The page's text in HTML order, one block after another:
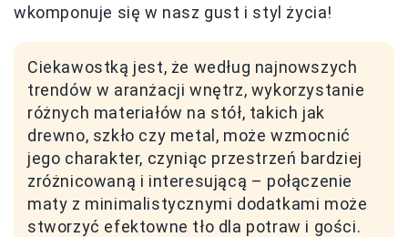
wkomponuje się w nasz gust i styl życia!
Ciekawostką jest, że według najnowszych
trendów w aranżacji wnętrz, wykorzystanie
różnych materiałów na stół, takich jak
drewno, szkło czy metal, może wzmocnić
jego charakter, czyniąc przestrzeń bardziej
zróżnicowaną i interesującą – połączenie
maty z minimalistycznymi dodatkami może
stworzyć efektowne tło dla potraw i gości.